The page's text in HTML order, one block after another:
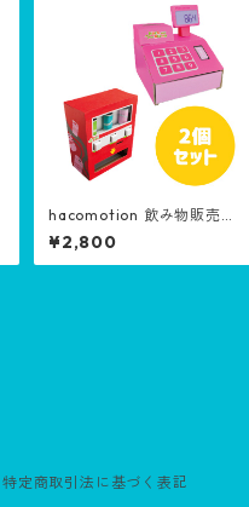
hacomotion 飲み物販売
機・おかいものレジスター 2
個セット
¥2,800
特定商取引法に基づく表記